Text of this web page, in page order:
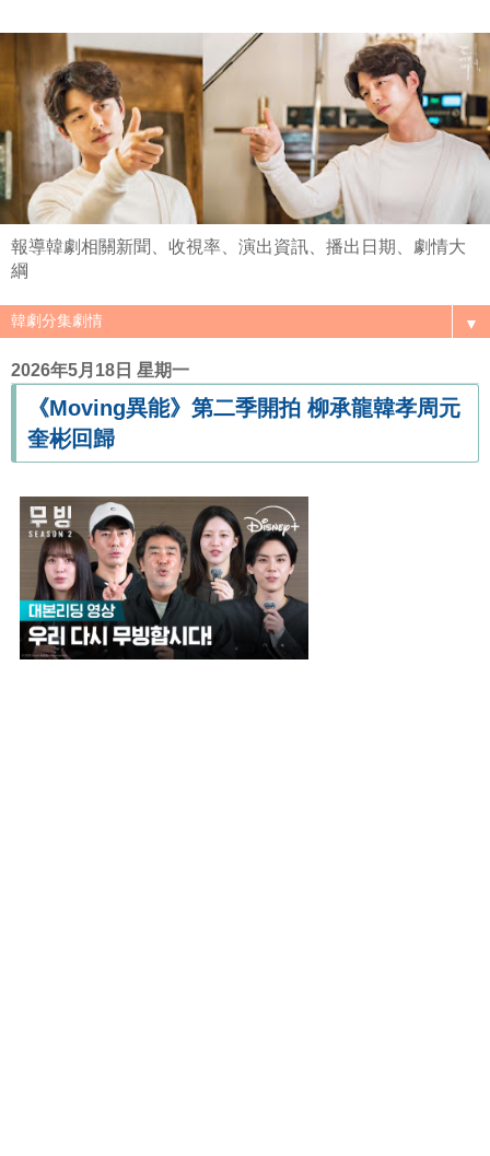
報導韓劇相關新聞、收視率、演出資訊、播出日期、劇情大
綱
▼
2026年5月18日 星期一
《Moving異能》第二季開拍 柳承龍韓孝周元
奎彬回歸